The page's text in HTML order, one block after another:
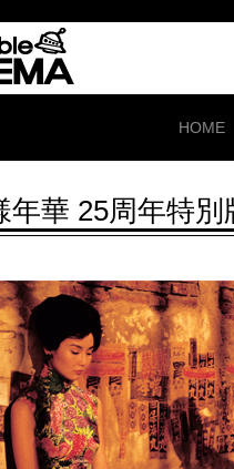
HOME
年華 25周年特別